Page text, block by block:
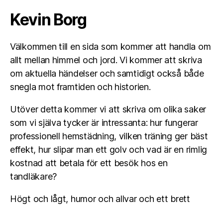
Kevin Borg
Välkommen till en sida som kommer att handla om
allt mellan himmel och jord. Vi kommer att skriva
om aktuella händelser och samtidigt också både
snegla mot framtiden och historien.
Utöver detta kommer vi att skriva om olika saker
som vi själva tycker är intressanta: hur fungerar
professionell hemstädning, vilken träning ger bäst
effekt, hur slipar man ett golv och vad är en rimlig
kostnad att betala för ett besök hos en
tandläkare?
Högt och lågt, humor och allvar och ett brett